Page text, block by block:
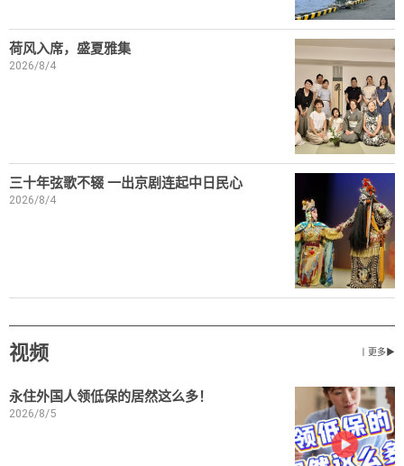
荷风入席，盛夏雅集
2026/8/4
三十年弦歌不辍 一出京剧连起中日民心
2026/8/4
视频 丨更多▶
永住外国人领低保的居然这么多！
2026/8/5